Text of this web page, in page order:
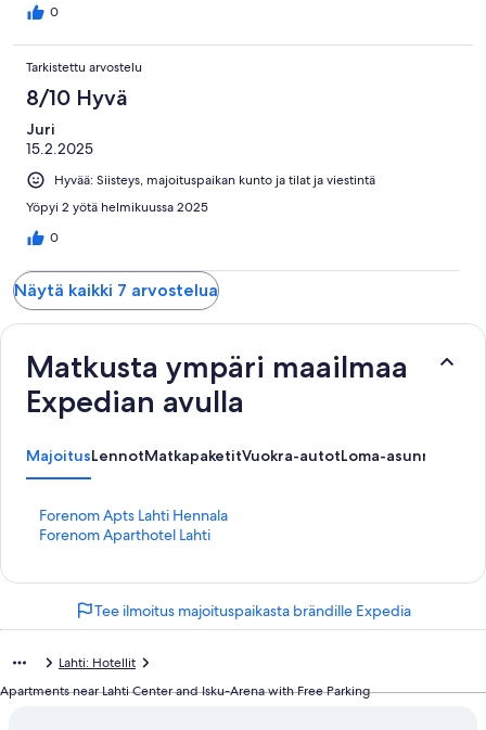
0
Tarkistettu arvostelu
8/10 Hyvä
Juri
15.2.2025
Hyvää: Siisteys, majoituspaikan kunto ja tilat ja viestintä
Yöpyi 2 yötä helmikuussa 2025
0
Näytä kaikki 7 arvostelua
Matkusta ympäri maailmaa
Expedian avulla
MajoitusLennotMatkapaketitVuokra-autotLoma-asunnot
Forenom Apts Lahti Hennala
K
o
n
o
r
Forenom Aparthotel Lahti
K
e
o
Tee ilmoitus majoituspaikasta brändille Expedia
Lahti: Hotellit
Apartments near Lahti Center and Isku-Arena with Free Parking